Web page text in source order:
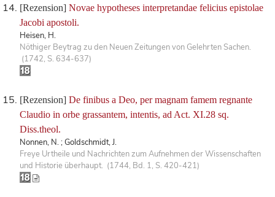
[Rezension] Novae hypotheses interpretandae felicius epistolae
Jacobi apostoli.
Heisen, H.
Nöthiger Beytrag zu den Neuen Zeitungen von Gelehrten Sachen.
(1742, S. 634-637)
[Rezension] De finibus a Deo, per magnam famem regnante
Claudio in orbe grassantem, intentis, ad Act. XI.28 sq.
Diss.theol.
Nonnen, N. ; Goldschmidt, J.
Freye Urtheile und Nachrichten zum Aufnehmen der Wissenschaften
und Historie überhaupt. (1744, Bd. 1, S. 420-421)